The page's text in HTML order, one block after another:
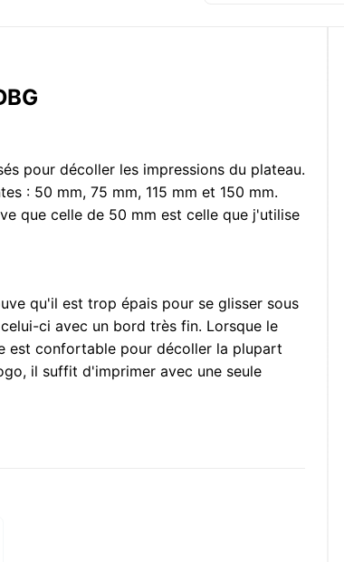
pour décoller les impressions du plateau.
: 50 mm, 75 mm, 115 mm et 150 mm.
que celle de 50 mm est celle que j'utilise
qu'il est trop épais pour se glisser sous
ci avec un bord très fin. Lorsque le
est confortable pour décoller la plupart
il suffit d'imprimer avec une seule